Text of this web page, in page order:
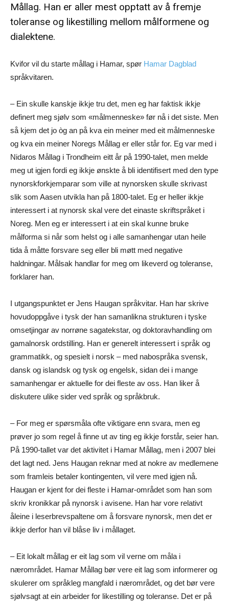
Mållag. Han er aller mest opptatt av å fremje
toleranse og likestilling mellom målformene og
dialektene.
Kvifor vil du starte mållag i Hamar, spør Hamar Dagblad
språkvitaren.
– Ein skulle kanskje ikkje tru det, men eg har faktisk ikkje
definert meg sjølv som «målmenneske» før nå i det siste. Men
så kjem det jo òg an på kva ein meiner med eit målmenneske
og kva ein meiner Noregs Mållag er eller står for. Eg var med i
Nidaros Mållag i Trondheim eitt år på 1990-talet, men melde
meg ut igjen fordi eg ikkje ønskte å bli identifisert med den type
nynorskforkjemparar som ville at nynorsken skulle skrivast
slik som Aasen utvikla han på 1800-talet. Eg er heller ikkje
interessert i at nynorsk skal vere det einaste skriftspråket i
Noreg. Men eg er interessert i at ein skal kunne bruke
målforma si når som helst og i alle samanhengar utan heile
tida å måtte forsvare seg eller bli møtt med negative
haldningar. Målsak handlar for meg om likeverd og toleranse,
forklarer han.
I utgangspunktet er Jens Haugan språkvitar. Han har skrive
hovudoppgåve i tysk der han samanlikna strukturen i tyske
omsetjingar av norrøne sagatekstar, og doktoravhandling om
gamalnorsk ordstilling. Han er generelt interessert i språk og
grammatikk, og spesielt i norsk – med nabospråka svensk,
dansk og islandsk og tysk og engelsk, sidan dei i mange
samanhengar er aktuelle for dei fleste av oss. Han liker å
diskutere ulike sider ved språk og språkbruk.
– For meg er spørsmåla ofte viktigare enn svara, men eg
prøver jo som regel å finne ut av ting eg ikkje forstår, seier han.
På 1990-tallet var det aktivitet i Hamar Mållag, men i 2007 blei
det lagt ned. Jens Haugan reknar med at nokre av medlemene
som framleis betaler kontingenten, vil vere med igjen nå.
Haugan er kjent for dei fleste i Hamar-området som han som
skriv kronikkar på nynorsk i avisene. Han har vore relativt
åleine i leserbrevspaltene om å forsvare nynorsk, men det er
ikkje derfor han vil blåse liv i mållaget.
– Eit lokalt mållag er eit lag som vil verne om måla i
nærområdet. Hamar Mållag bør vere eit lag som informerer og
skulerer om språkleg mangfald i nærområdet, og det bør vere
sjølvsagt at ein arbeider for likestilling og toleranse. Det er på